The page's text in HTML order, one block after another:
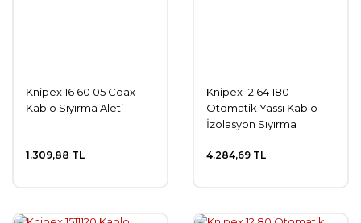
Knipex 16 60 05 Coax
Kablo Sıyırma Aleti
1.309,88 TL
Knipex 12 64 180
Otomatik Yassı Kablo
İzolasyon Sıyırma
4.284,69 TL